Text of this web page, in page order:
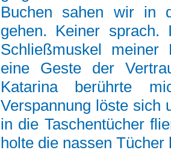
Buchen sahen wir in
gehen. Keiner
Schließmuskel
eine Geste der
Katarina berührte
Verspannung löste sich
in die Taschentücher
holte die nassen